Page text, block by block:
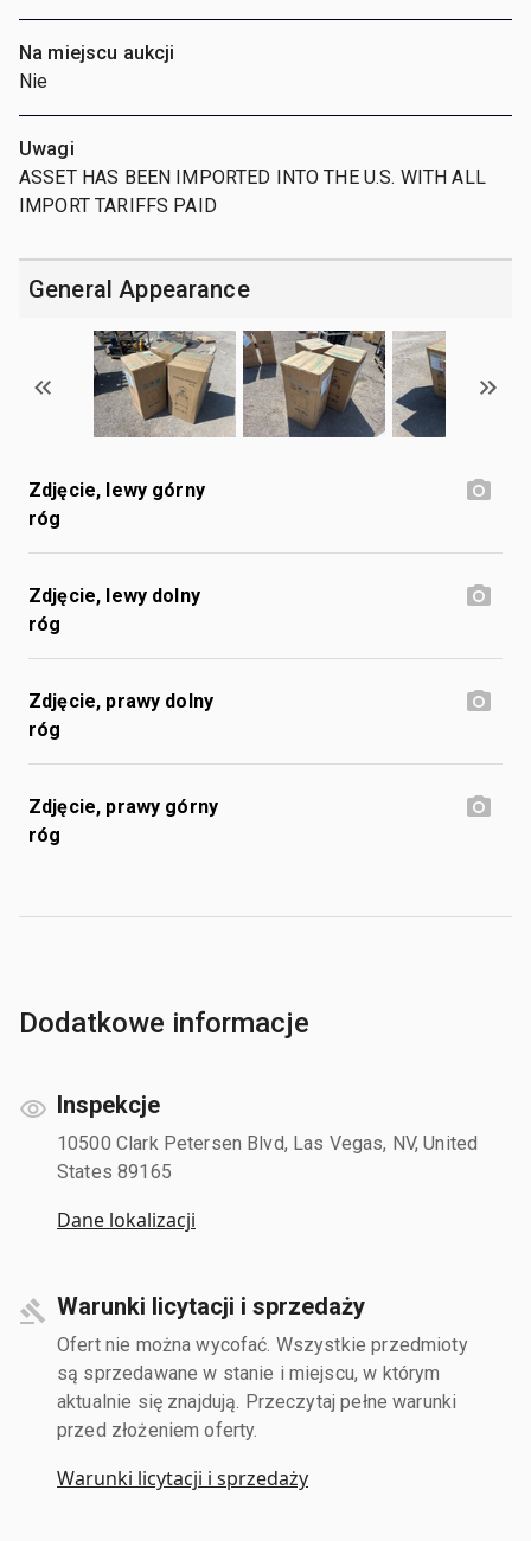
Na miejscu aukcji
Nie
Uwagi
ASSET HAS BEEN IMPORTED INTO THE U.S. WITH ALL
IMPORT TARIFFS PAID
General Appearance
Zdjęcie, lewy górny
róg
Zdjęcie, lewy dolny
róg
Zdjęcie, prawy dolny
róg
Zdjęcie, prawy górny
róg
Dodatkowe informacje
Inspekcje
10500 Clark Petersen Blvd, Las Vegas, NV, United
States 89165
Dane lokalizacji
Warunki licytacji i sprzedaży
Ofert nie można wycofać. Wszystkie przedmioty
są sprzedawane w stanie i miejscu, w którym
aktualnie się znajdują. Przeczytaj pełne warunki
przed złożeniem oferty.
Warunki licytacji i sprzedaży